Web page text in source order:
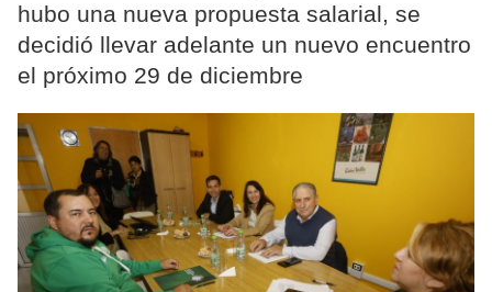
hubo una nueva propuesta salarial, se
decidió llevar adelante un nuevo encuentro
el próximo 29 de diciembre